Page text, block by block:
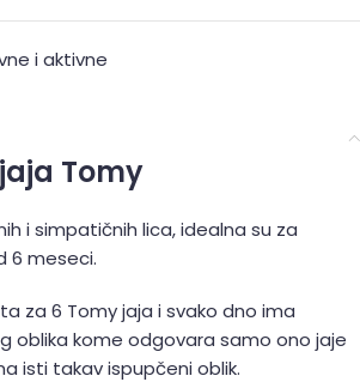
i aktivne
Tomy
i simpatičnih lica, idealna su za
6 meseci.
za 6 Tomy jaja i svako dno ima
oblika kome odgovara samo ono jaje
isti takav ispupčeni oblik.